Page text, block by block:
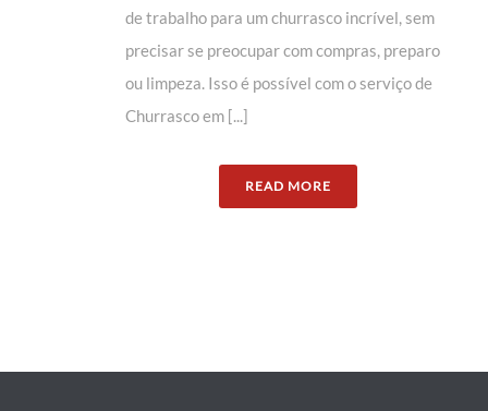
de trabalho para um churrasco incrível, sem
precisar se preocupar com compras, preparo
ou limpeza. Isso é possível com o serviço de
Churrasco em [...]
READ MORE